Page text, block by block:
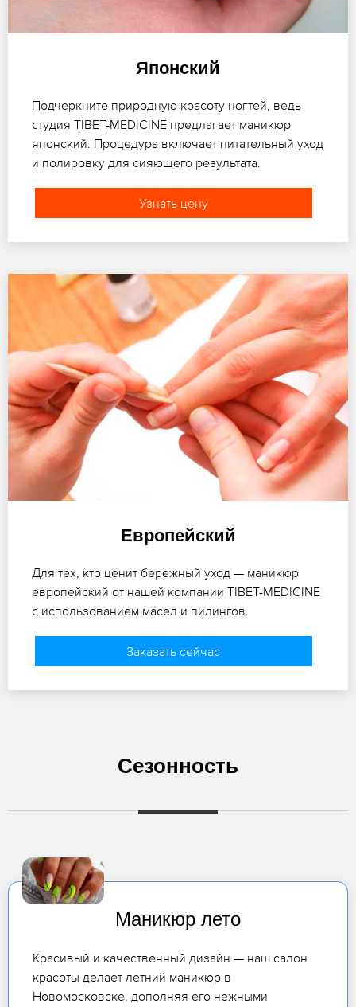
Японский
Подчеркните природную красоту ногтей, ведь
студия TIBET-MEDICINE предлагает маникюр
японский. Процедура включает питательный уход
и полировку для сияющего результата.
Узнать цену
Европейский
Для тех, кто ценит бережный уход — маникюр
европейский от нашей компании TIBET-MEDICINE
с использованием масел и пилингов.
Заказать сейчас
Сезонность
Маникюр лето
Красивый и качественный дизайн — наш салон
красоты делает летний маникюр в
Новомосковске, дополняя его нежными